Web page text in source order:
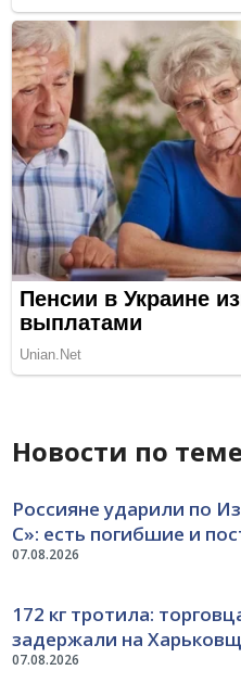
Новости по
07.08.2026
Россияне ударили по
С»: есть погибшие и
07.08.2026
172 кг тротила:
задержали на